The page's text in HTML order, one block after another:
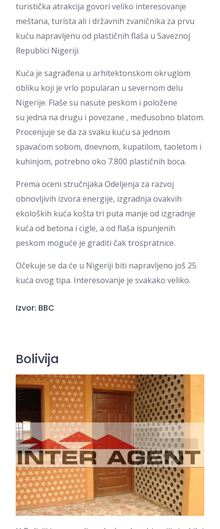
turistička atrakcija govori veliko interesovanje
meštana, turista ali i državnih zvaničnika za prvu
kuću napravljenu od plastičnih flaša u Saveznoj
Republici Nigeriji.
Kuća je sagrađena u arhitektonskom okruglom
obliku koji je vrlo popularan u severnom delu
Nigerije. Flaše su nasute peskom i položene
su jedna na drugu i povezane , međusobno blatom.
Procenjuje se da za svaku kuću sa jednom
spavaćom sobom, dnevnom, kupatilom, taoletom i
kuhinjom, potrebno oko 7.800 plastičnih boca.
Prema oceni stručnjaka Odeljenja za razvoj
obnovljivih izvora energije, izgradnja ovakvih
ekoloških kuća košta tri puta manje od izgradnje
kuća od betona i cigle, a od flaša ispunjenih
peskom moguće je graditi čak trospratnice.
Očekuje se da će u Nigeriji biti napravljeno još 25
kuća ovog tipa. Interesovanje je svakako veliko.
Izvor: BBC
Bolivija